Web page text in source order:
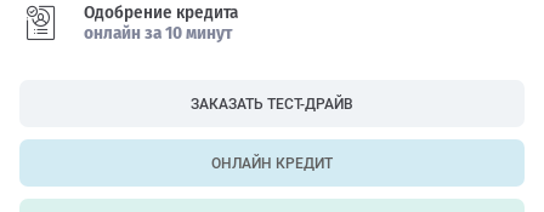
Одобрение кредита
онлайн за 10 минут
ЗАКАЗАТЬ ТЕСТ-ДРАЙВ
ОНЛАЙН КРЕДИТ